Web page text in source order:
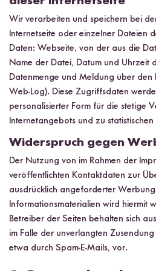
Wir verarbeiten und speichern bei
Internetseite oder einzelner Dateien
Daten: Webseite, von der aus die
Name der Datei, Datum und Uhrzeit
Datenmenge und Meldung über den
Web-Log). Diese Zugriffsdaten
personalisierter Form für die stetige
Internetangebots und zu
Widerspruch gegen
Der Nutzung von im Rahmen der
veröffentlichten Kontaktdaten zur
ausdrücklich angeforderter
Informationsmaterialien wird hiermit
Betreiber der Seiten behalten sich
im Falle der unverlangten
etwa durch Spam-E-Mails, vor.